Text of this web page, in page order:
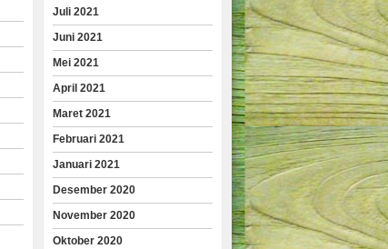
Juli 2021
Juni 2021
Mei 2021
April 2021
Maret 2021
Februari 2021
Januari 2021
Desember 2020
November 2020
Oktober 2020